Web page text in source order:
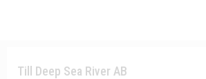
Till Deep Sea River AB